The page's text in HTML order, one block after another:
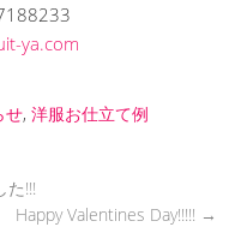
ya.com
せ, 洋服お仕立て例
た!!!
Happy Valentines Day!!!!! →